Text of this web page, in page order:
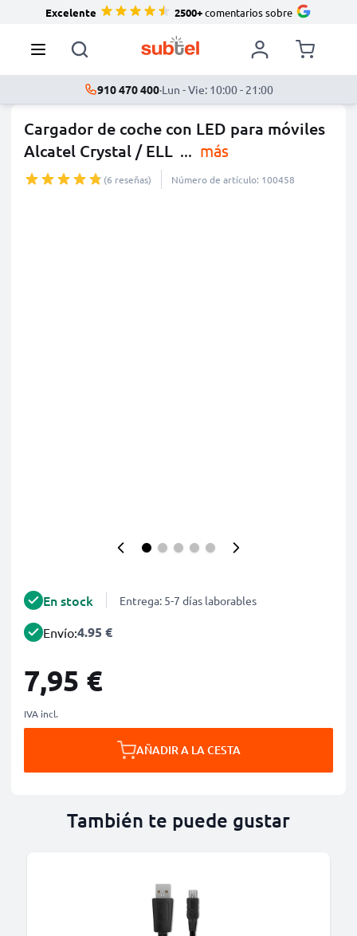
Excelente 2500+comentarios sobre
910 470 400·Lun - Vie: 10:00 - 21:00
Cargador de coche con LED para móviles
Alcatel Crystal / ELL ... más
(6 reseñas) Número de artículo: 100458
En stock Entrega: 5-7 días laborables
Envío:4.95 €
7,95 €
IVA incl.
AÑADIR A LA CESTA
También te puede gustar